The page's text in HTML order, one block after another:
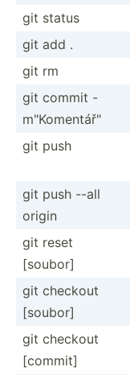
git status
git add .
git rm
git commit -
m"K­ome­ntá­ř"
git push
git push --all
origin
git reset
[soubor]
git checkout
[soubor]
git checkout
[commit]